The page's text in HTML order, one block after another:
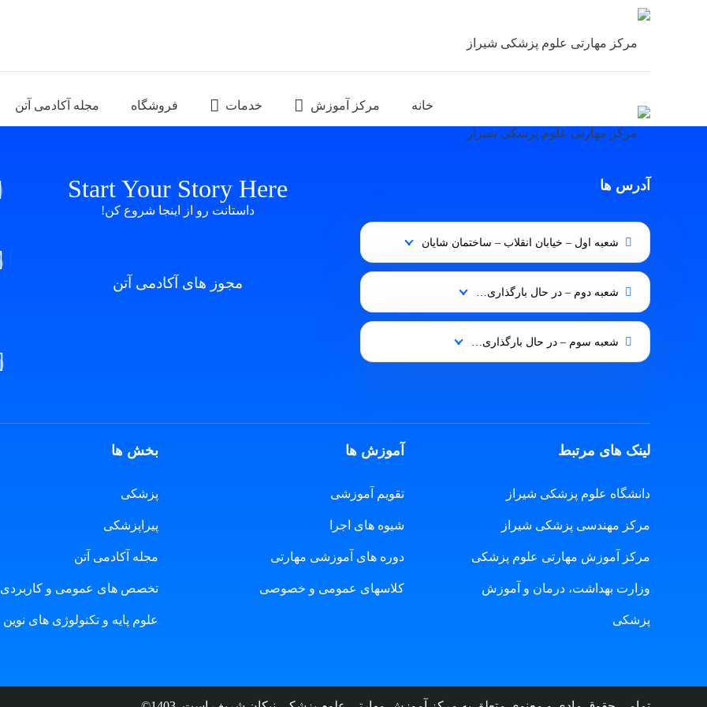
خانه مرکز آموزش خدمات فروشگاه مجله آکادمی آتن
آدرس ها
شعبه اول – خیابان انقلاب – ساختمان شایان
شعبه دوم – در حال بارگذاری…
شعبه سوم – در حال بارگذاری…
Start Your Story Here
داستانت رو از اینجا شروع کن!
مجوز های آکادمی آتن
لینک های مرتبط
دانشگاه علوم پزشکی شیراز
مرکز مهندسی پزشکی شیراز
مرکز آموزش مهارتی علوم پزشکی
وزارت بهداشت، درمان و آموزش
پزشکی
آموزش ها
تقویم آموزشی
شیوه های اجرا
دوره های آموزشی مهارتی
کلاسهای عمومی و خصوصی
بخش ها
پزشکی
پیراپزشکی
مجله آکادمی آتن
تخصص های عمومی و کاربردی
علوم پایه و تکنولوژی های نوین